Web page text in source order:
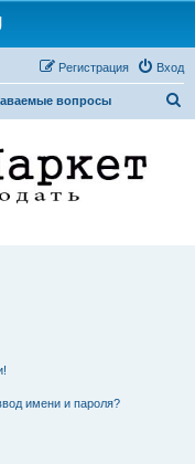
Вход
Регистрация
вопросы
имени и пароля?